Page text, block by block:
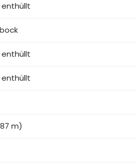
enthüllt
enthüllt
enthüllt
m)